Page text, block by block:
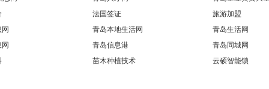
法国签证
旅游加盟
青岛本地生活网
青岛生活网
青岛信息港
青岛同城网
苗木种植技术 云硕智能锁